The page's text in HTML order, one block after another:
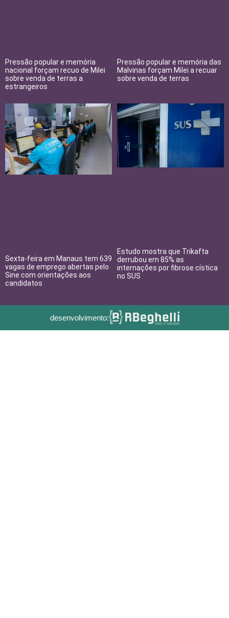
Pressão popular e memória
nacional forçam recuo de Milei
sobre venda de terras a
estrangeiros
Pressão popular e memória das
Malvinas forçam Milei a recuar
sobre venda de terras
Sexta-feira em Manaus tem 639
vagas de emprego abertas pelo
Sine com orientações aos
candidatos
Estudo mostra que Trikafta
derrubou em 85% as
internações por fibrose cística
no SUS
desenvolvimento: